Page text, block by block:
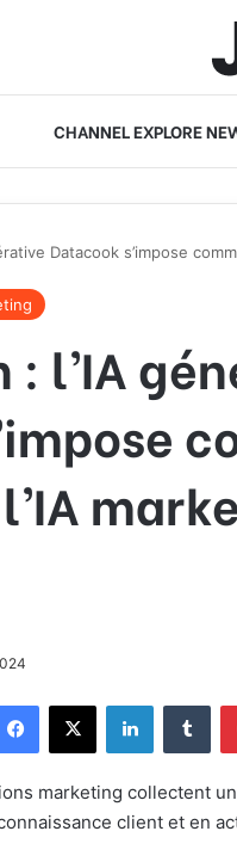
CHANNEL EXPLORE
Datacook s’impose
: l’IA
marketing collectent
client et en